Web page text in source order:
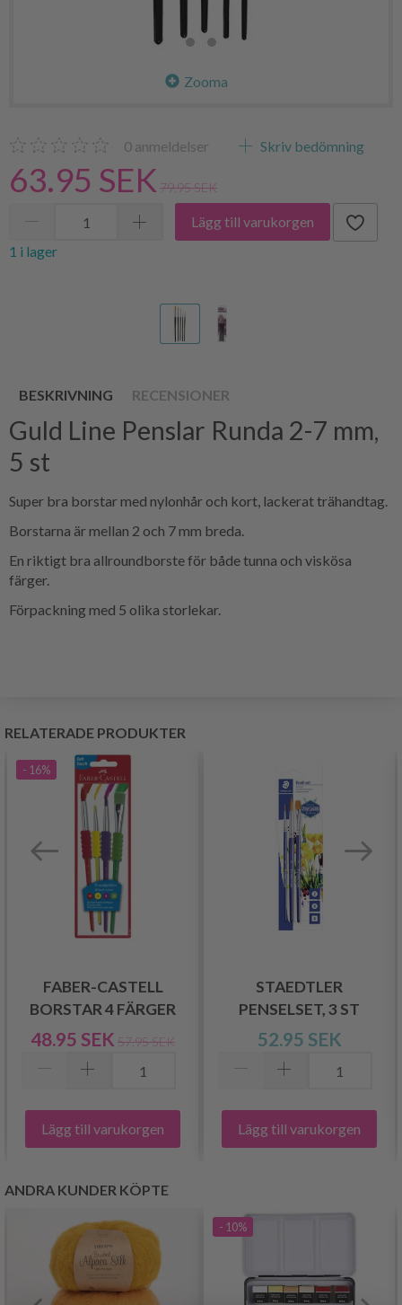
Zooma
0 anmeldelser Skriv bedömning
63.95 SEK 79.95 SEK
Lägg till varukorgen
1 i lager
BESKRIVNING RECENSIONER
Guld Line Penslar Runda 2-7 mm,
5 st
Super bra borstar med nylonhår och kort, lackerat trähandtag.
Borstarna är mellan 2 och 7 mm breda.
En riktigt bra allroundborste för både tunna och viskösa
färger.
Förpackning med 5 olika storlekar.
RELATERADE PRODUKTER
- 16%
FABER-CASTELL
BORSTAR 4 FÄRGER
48.95 SEK 57.95 SEK
Lägg till varukorgen
STAEDTLER
PENSELSET, 3 ST
52.95 SEK
Lägg till varukorgen
ANDRA KUNDER KÖPTE
- 10%